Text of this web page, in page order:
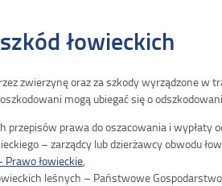
łowieckich
zwierzynę oraz za szkody wyrządzone w
mogą ubiegać się o
przepisów prawa do oszacowania i wypłaty
– zarządcy lub dzierżawcy obwodu
Prawo łowieckie
leśnych – Państwowe